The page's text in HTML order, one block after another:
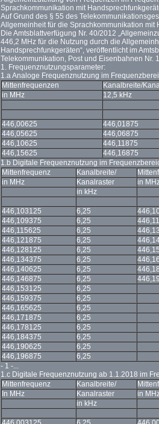
Sprachkommunikation mit
Auf Grund des § 55 des
Allgemeinheit für die Sprachkommunikation mit
Die Amtsblattverfügung Nr. 40/2012
446,2 MHz für die Nutzung durch die
Handsprechfunkgeräten“, veröffentlicht im
Telekommunikation, Post und Eisenbahnen Nr.
1. Frequenznutzungsparameter:
1.a Analoge Frequenznutzung im
Mittenfrequenzen
Kanalbreite/
in MHz
12,5 kHz
446,00625
446,01875
446,05625
446,06875
446,10625
446,11875
446,15625
446,16875
1.b Digitale Frequenznutzung im
Mittenfrequenz
Kanalbreite/
in MHz
Kanalraster
in
in kHz
446,103125 6,25
446,109375
6,25
446,115625
6,25
446,121875
6,25
446,128125
6,25
446,134375
6,25
446,140625
6,25
446,146875
6,25
446,153125
6,25
446,159375
6,25
446,165625
6,25
446,171875
6,25
446,178125
6,25
446,184375
6,25
446,190625
6,25
446,196875
6,25
- 1 -...
1.c Digitale Frequenznutzung ab 1.1.2018 im
Mittenfrequenz
Kanalbreite/
In MHz
Kanalraster
in
in kHz